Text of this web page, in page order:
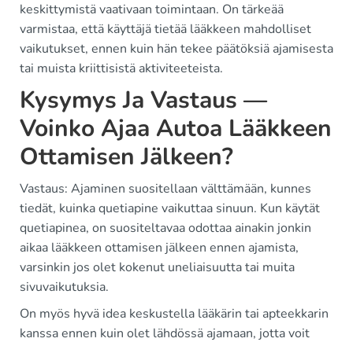
keskittymistä vaativaan toimintaan. On tärkeää
varmistaa, että käyttäjä tietää lääkkeen mahdolliset
vaikutukset, ennen kuin hän tekee päätöksiä ajamisesta
tai muista kriittisistä aktiviteeteista.
Kysymys Ja Vastaus —
Voinko Ajaa Autoa Lääkkeen
Ottamisen Jälkeen?
Vastaus: Ajaminen suositellaan välttämään, kunnes
tiedät, kuinka quetiapine vaikuttaa sinuun. Kun käytät
quetiapinea, on suositeltavaa odottaa ainakin jonkin
aikaa lääkkeen ottamisen jälkeen ennen ajamista,
varsinkin jos olet kokenut uneliaisuutta tai muita
sivuvaikutuksia.
On myös hyvä idea keskustella lääkärin tai apteekkarin
kanssa ennen kuin olet lähdössä ajamaan, jotta voit